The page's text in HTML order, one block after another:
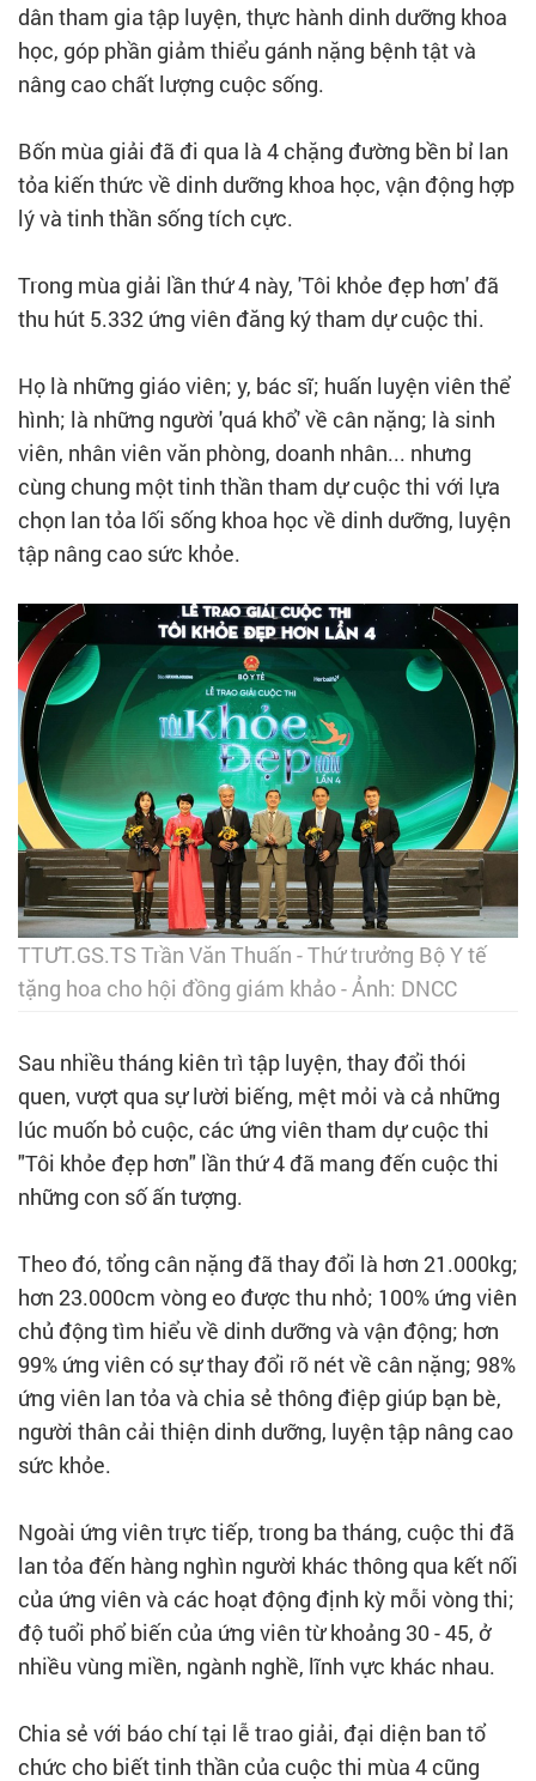
dân tham gia tập luyện, thực hành dinh dưỡng khoa
học, góp phần giảm thiểu gánh nặng bệnh tật và
nâng cao chất lượng cuộc sống.
Bốn mùa giải đã đi qua là 4 chặng đường bền bỉ lan
tỏa kiến thức về dinh dưỡng khoa học, vận động hợp
lý và tinh thần sống tích cực.
Trong mùa giải lần thứ 4 này, 'Tôi khỏe đẹp hơn' đã
thu hút 5.332 ứng viên đăng ký tham dự cuộc thi.
Họ là những giáo viên; y, bác sĩ; huấn luyện viên thể
hình; là những người 'quá khổ' về cân nặng; là sinh
viên, nhân viên văn phòng, doanh nhân... nhưng
cùng chung một tinh thần tham dự cuộc thi với lựa
chọn lan tỏa lối sống khoa học về dinh dưỡng, luyện
tập nâng cao sức khỏe.
TTƯT.GS.TS Trần Văn Thuấn - Thứ trưởng Bộ Y tế
tặng hoa cho hội đồng giám khảo - Ảnh: DNCC
Sau nhiều tháng kiên trì tập luyện, thay đổi thói
quen, vượt qua sự lười biếng, mệt mỏi và cả những
lúc muốn bỏ cuộc, các ứng viên tham dự cuộc thi
"Tôi khỏe đẹp hơn" lần thứ 4 đã mang đến cuộc thi
những con số ấn tượng.
Theo đó, tổng cân nặng đã thay đổi là hơn 21.000kg;
hơn 23.000cm vòng eo được thu nhỏ; 100% ứng viên
chủ động tìm hiểu về dinh dưỡng và vận động; hơn
99% ứng viên có sự thay đổi rõ nét về cân nặng; 98%
ứng viên lan tỏa và chia sẻ thông điệp giúp bạn bè,
người thân cải thiện dinh dưỡng, luyện tập nâng cao
sức khỏe.
Ngoài ứng viên trực tiếp, trong ba tháng, cuộc thi đã
lan tỏa đến hàng nghìn người khác thông qua kết nối
của ứng viên và các hoạt động định kỳ mỗi vòng thi;
độ tuổi phổ biến của ứng viên từ khoảng 30 - 45, ở
nhiều vùng miền, ngành nghề, lĩnh vực khác nhau.
Chia sẻ với báo chí tại lễ trao giải, đại diện ban tổ
chức cho biết tinh thần của cuộc thi mùa 4 cũng